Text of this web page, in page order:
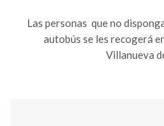
Las personas que no
autobús se les recogerá
Villanueva